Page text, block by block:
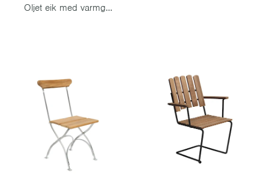
Oljet eik med varmgalvanisert stativ